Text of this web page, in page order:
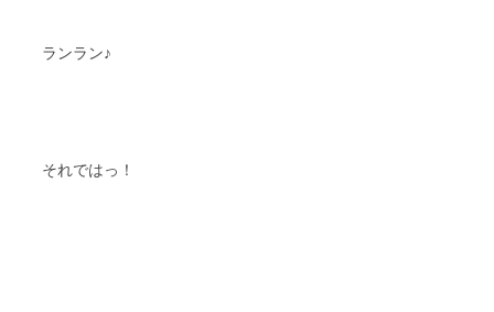
ランラン♪
それではっ！